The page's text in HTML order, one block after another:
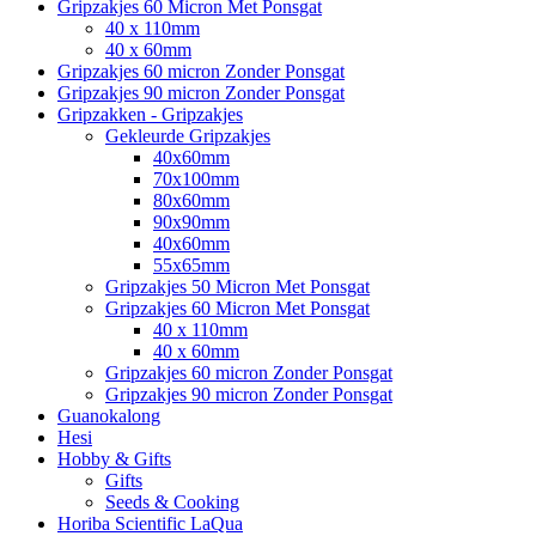
Gripzakjes 60 Micron Met Ponsgat
40 x 110mm
40 x 60mm
Gripzakjes 60 micron Zonder Ponsgat
Gripzakjes 90 micron Zonder Ponsgat
Gripzakken - Gripzakjes
Gekleurde Gripzakjes
40x60mm
70x100mm
80x60mm
90x90mm
40x60mm
55x65mm
Gripzakjes 50 Micron Met Ponsgat
Gripzakjes 60 Micron Met Ponsgat
40 x 110mm
40 x 60mm
Gripzakjes 60 micron Zonder Ponsgat
Gripzakjes 90 micron Zonder Ponsgat
Guanokalong
Hesi
Hobby & Gifts
Gifts
Seeds & Cooking
Horiba Scientific LaQua